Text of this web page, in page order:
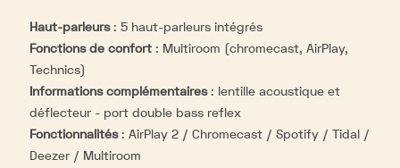
Haut-parleurs: 5 haut-parleurs intégrés
Fonctions de confort : Multiroom (chromecast, AirPlay,
Technics)
Informations complémentaires: lentille acoustique et
déflecteur - port double bass reflex
Fonctionnalités: AirPlay 2 / Chromecast / Spotify / Tidal /
Deezer / Multiroom